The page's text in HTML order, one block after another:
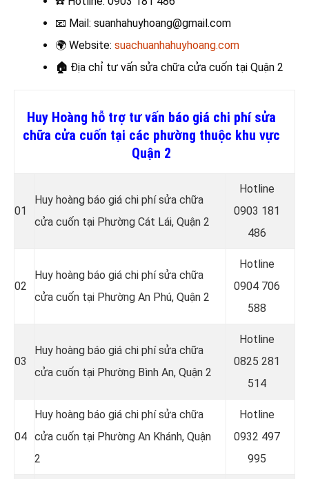
📧 Mail: suanhahuyhoang@gmail.com
🌍 Website: suachuanhahuyhoang.com
🏠 Địa chỉ tư vấn sửa chữa cửa cuốn tại Quận 2
Huy Hoàng hỗ trợ tư vấn báo giá chi phí sửa
chữa cửa cuốn tại các phường thuộc khu vực
Quận 2
01
Huy hoàng báo giá chi phí sửa chữa
cửa cuốn tại Phường Cát Lái, Quận 2
Hotline
0903 181
486
02
Huy hoàng báo giá chi phí sửa chữa
cửa cuốn tại Phường An Phú, Quận 2
Hotline
0904 706
588
03
Huy hoàng báo giá chi phí sửa chữa
cửa cuốn tại Phường Bình An, Quận 2
Hotline
0825 281
514
04
Huy hoàng báo giá chi phí sửa chữa
cửa cuốn tại Phường An Khánh, Quận
2
Hotline
0932 497
995